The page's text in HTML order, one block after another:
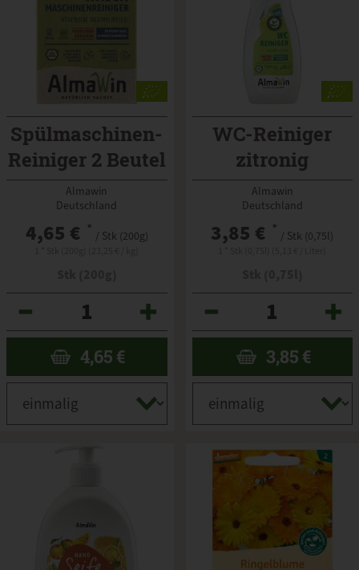
Spülmaschinen-
Reiniger 2 Beutel
Almawin
Deutschland
4,65 € * / Stk (200g)
4,65 €
WC-Reiniger
zitronig
Almawin
Almawin
Deutschland
3,85 € * / Stk (0,75l)
3,85 €